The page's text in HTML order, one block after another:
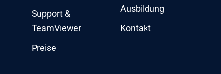
Support &
TeamViewer
Preise
Ausbildung
Kontakt